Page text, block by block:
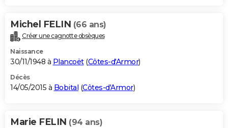
Michel FELIN (66 ans)
Créer une cagnotte obsèques
Naissance
30/11/1948 à Plancoët(Côtes-d'Armor)
Décès
14/05/2015 à Bobital (Côtes-d'Armor)
Marie FELIN (94 ans)